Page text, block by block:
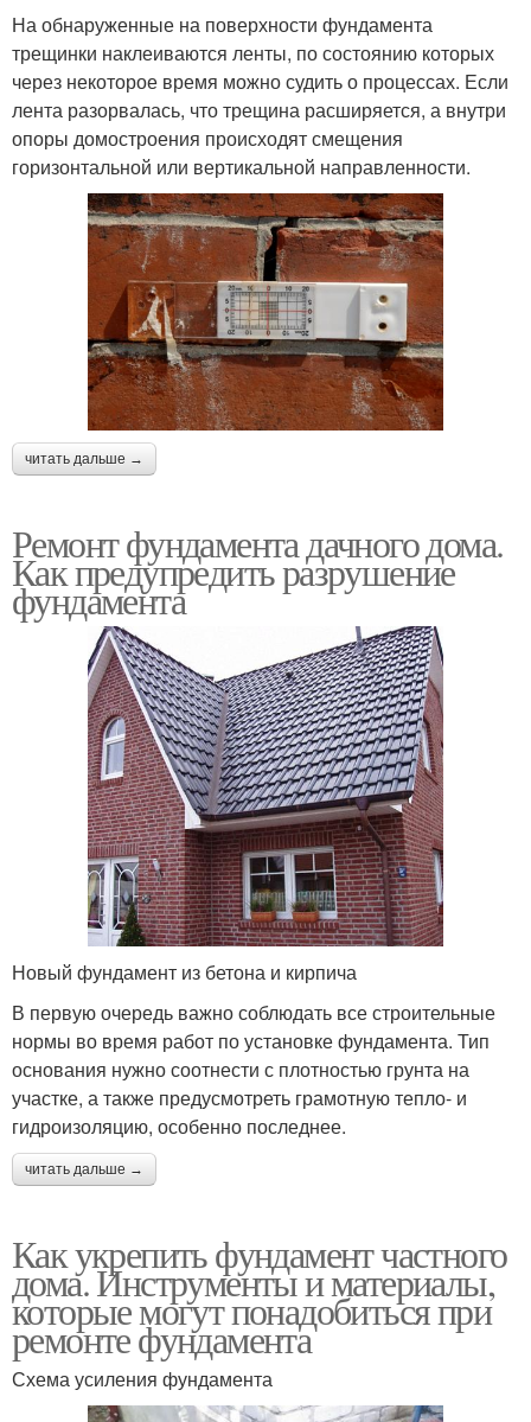
На обнаруженные на поверхности фундамента
трещинки наклеиваются ленты, по состоянию которых
через некоторое время можно судить о процессах. Если
лента разорвалась, что трещина расширяется, а внутри
опоры домостроения происходят смещения
горизонтальной или вертикальной направленности.
читать дальше →
Ремонт фундамента дачного дома.
Как предупредить разрушение
фундамента
Новый фундамент из бетона и кирпича
В первую очередь важно соблюдать все строительные
нормы во время работ по установке фундамента. Тип
основания нужно соотнести с плотностью грунта на
участке, а также предусмотреть грамотную тепло- и
гидроизоляцию, особенно последнее.
читать дальше →
Как укрепить фундамент частного
дома. Инструменты и материалы,
которые могут понадобиться при
ремонте фундамента
Схема усиления фундамента